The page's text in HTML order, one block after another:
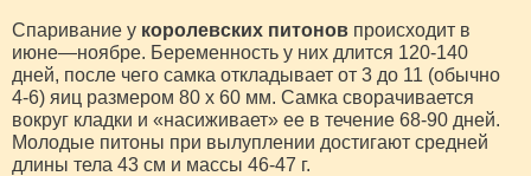
Спаривание у королевских питонов происходит в
июне—ноябре. Беременность у них длится 120-140
дней, после чего самка откладывает от 3 до 11 (обычно
4-6) яиц размером 80 x 60 мм. Самка сворачивается
вокруг кладки и «насиживает» ее в течение 68-90 дней.
Молодые питоны при вылуплении достигают средней
длины тела 43 см и массы 46-47 г.